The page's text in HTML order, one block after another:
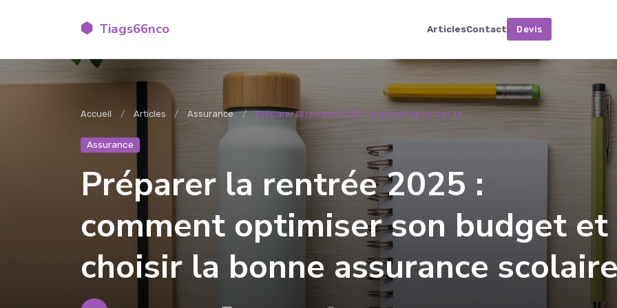
Tiags66nco ArticlesContact Devis
Accueil Articles Assurance Préparer la rentrée 2025 : comment optimiser so...
Assurance
Préparer la rentrée 2025 :
comment optimiser son budget et
choisir la bonne assurance